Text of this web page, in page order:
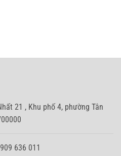
21 , Khu phố 4, phường Tân
636 011